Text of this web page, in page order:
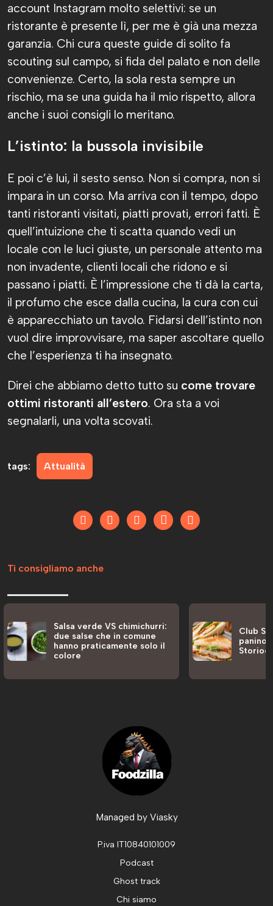
account Instagram molto selettivi: se un
ristorante è presente lì, per me è già una mezza
garanzia. Chi cura queste guide di solito fa
scouting sul campo, si fida del palato e non delle
convenienze. Certo, la sola resta sempre un
rischio, ma se una guida ha il mio rispetto, allora
anche i suoi consigli lo meritano.
L’istinto: la bussola invisibile
E poi c’è lui, il sesto senso. Non si compra, non si
impara in un corso. Ma arriva con il tempo, dopo
tanti ristoranti visitati, piatti provati, errori fatti. È
quell’intuizione che ti scatta quando vedi un
locale con le luci giuste, un personale attento ma
non invadente, clienti locali che ridono e si
passano i piatti. È l’impressione che ti dà la carta,
il profumo che esce dalla cucina, la cura con cui
è apparecchiato un tavolo. Fidarsi dell’istinto non
vuol dire improvvisare, ma saper ascoltare quello
che l’esperienza ti ha insegnato.
Direi che abbiamo detto tutto su come trovare
ottimi ristoranti all’estero. Ora sta a voi
segnalarli, una volta scovati.
tags: Attualità
Ti consigliamo anche
Salsa verde VS chimichurri:
due salse che in comune
hanno praticamente solo il
colore
Club
panino
Managed by Viasky
P.iva IT10840101009
Podcast
Ghost track
Chi siamo